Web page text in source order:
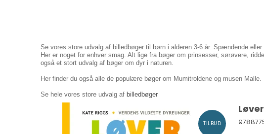
Se vores store udvalg af billedbøger til børn i alderen 3-6 år. Spændende
Her er noget for enhver smag. Alt lige fra bøger om prinsesser, sørøvere,
også et stort udvalg af bøger om dyr i naturen.
Her finder du også alle de populære bøger om Mumitroldene og musen Malle.
Se hele vores store udvalg af billedbøger
TILBUD
Løver